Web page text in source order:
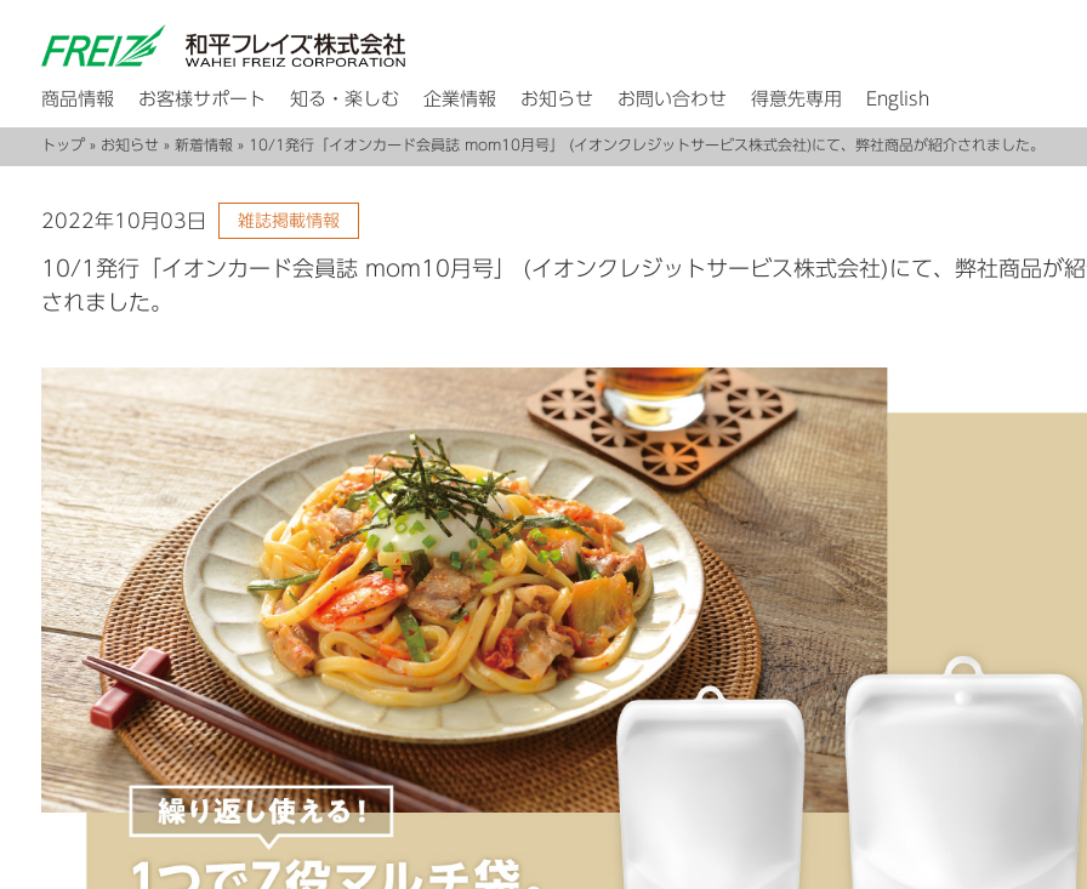
商品情報 お客様サポート 知る・楽しむ 企業情報 お知らせ お問い合わせ 得意先専用 English
トップ» お知らせ » 新着情報 » 10/1発行「イオンカード会員誌 mom10月号」 (イオンクレジットサービス株式会社)にて、弊社商品が紹介されました。
2022年10月03日 雑誌掲載情報
10/1発行「イオンカード会員誌 mom10月号」 (イオンクレジットサービス株式会社)にて、弊社商品が
されました。